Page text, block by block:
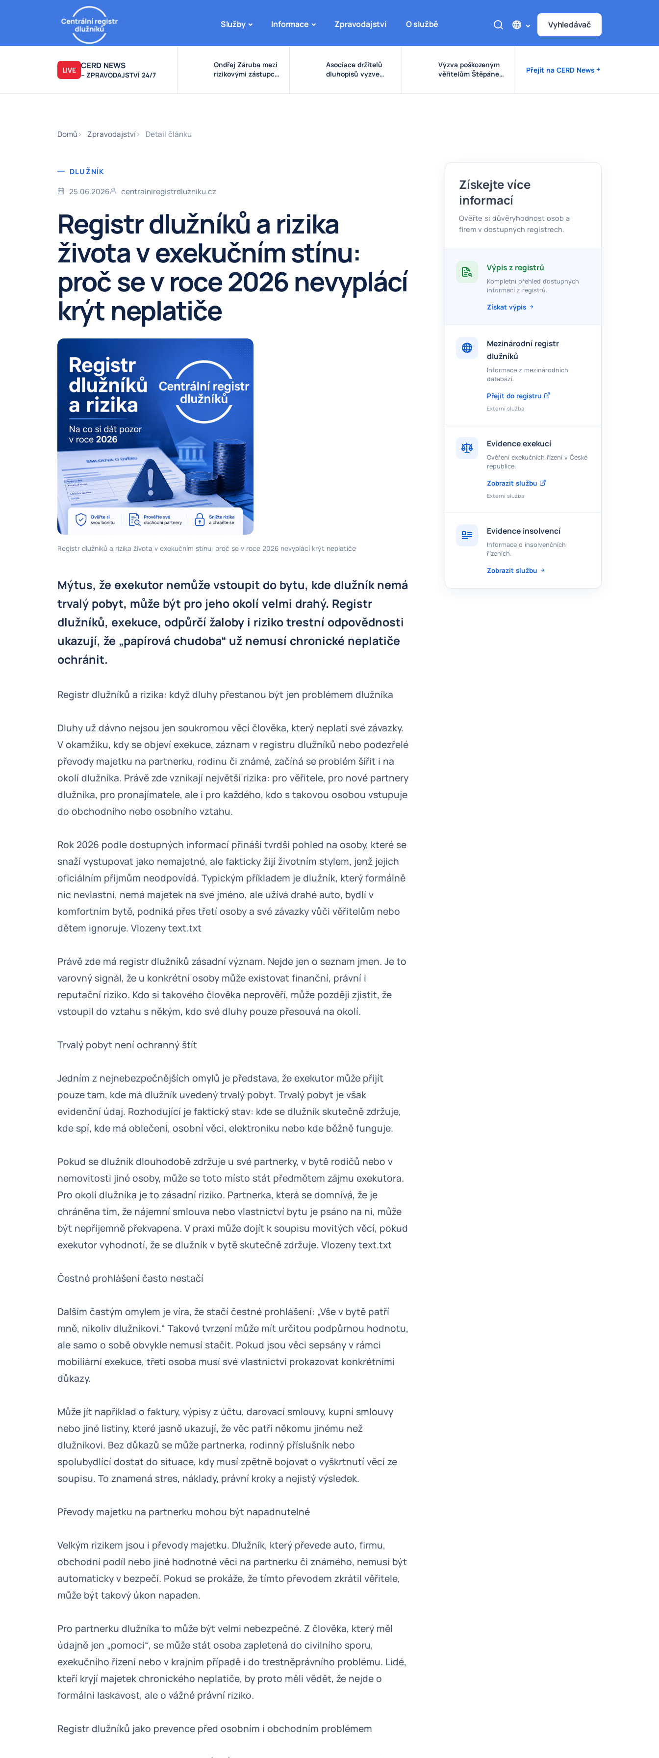
Služby Informace Zpravodajství O službě Vyhledávač
LIVE CERD NEWS
– ZPRAVODAJSTVÍ 24/7
Ondřej Záruba mezi
rizikovými zástupci:
kolem eDO, fondu
Asociace držitelů
dluhopisů vyzve
pravidel pro emise a
Výzva poškozeným
věřitelům Štěpánek
Přejít na CERD News
Domů Zpravodajství Detail článku
DLUŽNÍK
25.06.2026 centralniregistrdluzniku.cz
Registr dlužníků a rizika
života v exekučním stínu:
proč se v roce 2026 nevyplácí
krýt neplatiče
Registr dlužníků a rizika života v exekučním stínu: proč se v roce 2026 nevyplácí krýt neplatiče
Mýtus, že exekutor nemůže vstoupit do bytu, kde dlužník nemá
trvalý pobyt, může být pro jeho okolí velmi drahý. Registr
dlužníků, exekuce, odpůrčí žaloby i riziko trestní odpovědnosti
ukazují, že „papírová chudoba“ už nemusí chronické neplatiče
ochránit.
Registr dlužníků a rizika: když dluhy přestanou být jen problémem dlužníka
Dluhy už dávno nejsou jen soukromou věcí člověka, který neplatí své závazky.
V okamžiku, kdy se objeví exekuce, záznam v registru dlužníků nebo podezřelé
převody majetku na partnerku, rodinu či známé, začíná se problém šířit i na
okolí dlužníka. Právě zde vznikají největší rizika: pro věřitele, pro nové partnery
dlužníka, pro pronajímatele, ale i pro každého, kdo s takovou osobou vstupuje
do obchodního nebo osobního vztahu.
Rok 2026 podle dostupných informací přináší tvrdší pohled na osoby, které se
snaží vystupovat jako nemajetné, ale fakticky žijí životním stylem, jenž jejich
oficiálním příjmům neodpovídá. Typickým příkladem je dlužník, který formálně
nic nevlastní, nemá majetek na své jméno, ale užívá drahé auto, bydlí v
komfortním bytě, podniká přes třetí osoby a své závazky vůči věřitelům nebo
dětem ignoruje. Vlozeny text.txt
Právě zde má registr dlužníků zásadní význam. Nejde jen o seznam jmen. Je to
varovný signál, že u konkrétní osoby může existovat finanční, právní i
reputační riziko. Kdo si takového člověka neprověří, může později zjistit, že
vstoupil do vztahu s někým, kdo své dluhy pouze přesouvá na okolí.
Trvalý pobyt není ochranný štít
Jedním z nejnebezpečnějších omylů je představa, že exekutor může přijít
pouze tam, kde má dlužník uvedený trvalý pobyt. Trvalý pobyt je však
evidenční údaj. Rozhodující je faktický stav: kde se dlužník skutečně zdržuje,
kde spí, kde má oblečení, osobní věci, elektroniku nebo kde běžně funguje.
Pokud se dlužník dlouhodobě zdržuje u své partnerky, v bytě rodičů nebo v
nemovitosti jiné osoby, může se toto místo stát předmětem zájmu exekutora.
Pro okolí dlužníka je to zásadní riziko. Partnerka, která se domnívá, že je
chráněna tím, že nájemní smlouva nebo vlastnictví bytu je psáno na ni, může
být nepříjemně překvapena. V praxi může dojít k soupisu movitých věcí, pokud
exekutor vyhodnotí, že se dlužník v bytě skutečně zdržuje. Vlozeny text.txt
Čestné prohlášení často nestačí
Dalším častým omylem je víra, že stačí čestné prohlášení: „Vše v bytě patří
mně, nikoliv dlužníkovi.“ Takové tvrzení může mít určitou podpůrnou hodnotu,
ale samo o sobě obvykle nemusí stačit. Pokud jsou věci sepsány v rámci
mobiliární exekuce, třetí osoba musí své vlastnictví prokazovat konkrétními
důkazy.
Může jít například o faktury, výpisy z účtu, darovací smlouvy, kupní smlouvy
nebo jiné listiny, které jasně ukazují, že věc patří někomu jinému než
dlužníkovi. Bez důkazů se může partnerka, rodinný příslušník nebo
spolubydlící dostat do situace, kdy musí zpětně bojovat o vyškrtnutí věcí ze
soupisu. To znamená stres, náklady, právní kroky a nejistý výsledek.
Převody majetku na partnerku mohou být napadnutelné
Velkým rizikem jsou i převody majetku. Dlužník, který převede auto, firmu,
obchodní podíl nebo jiné hodnotné věci na partnerku či známého, nemusí být
automaticky v bezpečí. Pokud se prokáže, že tímto převodem zkrátil věřitele,
může být takový úkon napaden.
Pro partnerku dlužníka to může být velmi nebezpečné. Z člověka, který měl
údajně jen „pomoci“, se může stát osoba zapletená do civilního sporu,
exekučního řízení nebo v krajním případě i do trestněprávního problému. Lidé,
kteří kryjí majetek chronického neplatiče, by proto měli vědět, že nejde o
formální laskavost, ale o vážné právní riziko.
Registr dlužníků jako prevence před osobním i obchodním problémem
Získejte více
informací
Ověřte si důvěryhodnost osob a
firem v dostupných registrech.
Výpis z registrů
Kompletní přehled dostupných
informací z registrů.
Získat výpis
Mezinárodní registr
dlužníků
Informace z mezinárodních
databází.
Přejít do registru
Externí služba
Evidence exekucí
Ověření exekučních řízení v České
republice.
Zobrazit službu
Externí služba
Evidence insolvencí
Informace o insolvenčních
řízeních.
Zobrazit službu